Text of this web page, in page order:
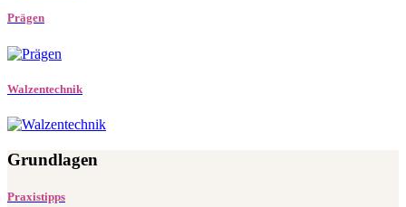
Prägen
Walzentechnik
Grundlagen
Praxistipps